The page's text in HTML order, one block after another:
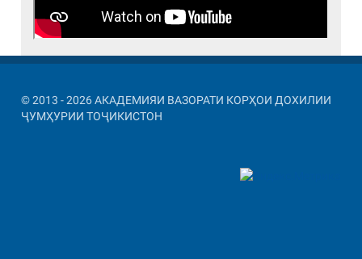
© 2013 - 2026 АКАДЕМИЯИ ВАЗОРАТИ КОРҲОИ ДОХИЛИИ
ҶУМҲУРИИ ТОҶИКИСТОН